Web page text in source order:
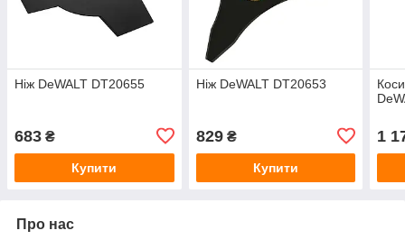
Ніж DeWALT DT20655
683 ₴
Купити
Ніж DeWALT DT20653
829₴
Купити
1
Про нас